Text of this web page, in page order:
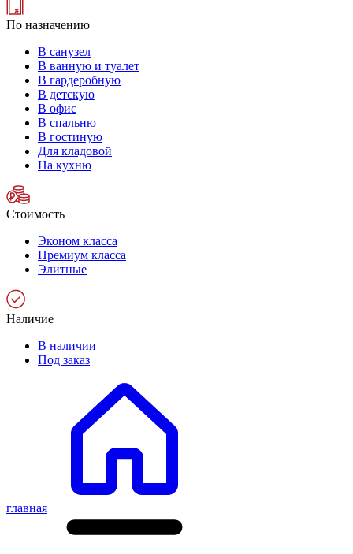
По назначению
В санузел
В ванную и туалет
В гардеробную
В детскую
В офис
В спальню
В гостиную
Для кладовой
На кухню
Стоимость
Эконом класса
Премиум класса
Элитные
Наличие
В наличии
Под заказ
главная